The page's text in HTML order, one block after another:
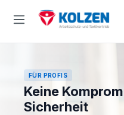
Zum Hauptinhalt springen
FÜR PROFIS
Keine
Sicherheit